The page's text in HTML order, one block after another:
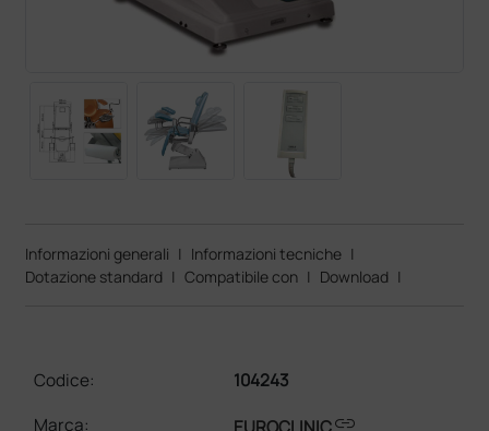
Informazioni generali | Informazioni tecniche |
Dotazione standard | Compatibile con | Download |
Codice:
104243
Marca:
link